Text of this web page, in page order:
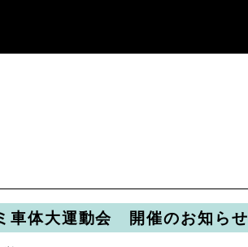
車体大運動会 開催のお知らせ